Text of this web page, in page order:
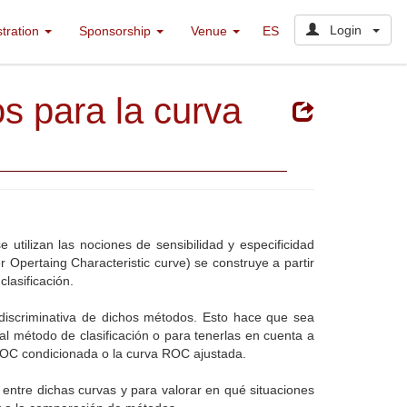
Login
ES
Sponsorship Venue
para la curva
utilizan las nociones de sensibilidad y especificidad
Opertaing Characteristic curve) se construye a partir
de dichos métodos. Esto hace que sea
método de clasificación o para tenerlas en cuenta a
condicionada o la curva ROC ajustada.
dichas curvas y para valorar en qué situaciones